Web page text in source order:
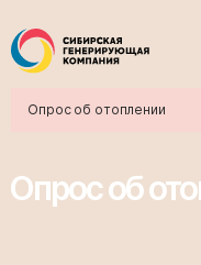
Опрос об отоплении
Опрос об